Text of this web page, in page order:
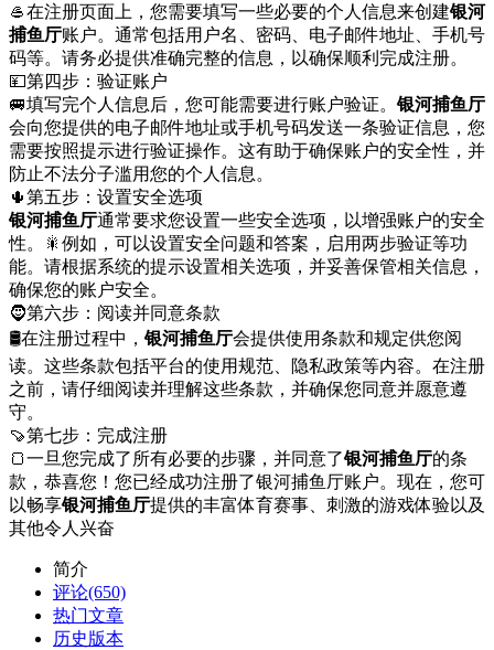
🥌在注册页面上，您需要填写一些必要的个人信息来创建银河
捕鱼厅账户。通常包括用户名、密码、电子邮件地址、手机号
码等。请务必提供准确完整的信息，以确保顺利完成注册。
💴第四步：验证账户
🚐填写完个人信息后，您可能需要进行账户验证。银河捕鱼厅
会向您提供的电子邮件地址或手机号码发送一条验证信息，您
需要按照提示进行验证操作。这有助于确保账户的安全性，并
防止不法分子滥用您的个人信息。
🌵第五步：设置安全选项
银河捕鱼厅通常要求您设置一些安全选项，以增强账户的安全
性。🎇例如，可以设置安全问题和答案，启用两步验证等功
能。请根据系统的提示设置相关选项，并妥善保管相关信息，
确保您的账户安全。
🧔第六步：阅读并同意条款
🛢在注册过程中，银河捕鱼厅会提供使用条款和规定供您阅
读。这些条款包括平台的使用规范、隐私政策等内容。在注册
之前，请仔细阅读并理解这些条款，并确保您同意并愿意遵
守。
🍠第七步：完成注册
🍞一旦您完成了所有必要的步骤，并同意了银河捕鱼厅的条
款，恭喜您！您已经成功注册了银河捕鱼厅账户。现在，您可
以畅享银河捕鱼厅提供的丰富体育赛事、刺激的游戏体验以及
其他令人兴奋
简介
评论(650)
热门文章
历史版本